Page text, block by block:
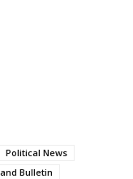
Political News
Bulletin